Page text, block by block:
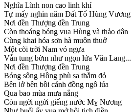
Nghĩa Lĩnh non cao linh khí
Tự mấy nghìn năm Đất Tổ Hùng Vương
Nơi đền Thượng đền Trung
Còn thoáng bóng vua Hùng và thảo dân
Cùng khai hóa sơn hà muôn thuở
Một cõi trời Nam vó ngựa
Vẫn tung bờm như ngọn lửa Văn Lang...
Nơi đền Thượng đền Trung
Bóng sông Hồng phù sa thắm đỏ
Bên lở bên bồi cánh đồng ngô lúa
Qua bao mùa mưa nắng
Còn ngời ngời giếng nước Mỵ Nương